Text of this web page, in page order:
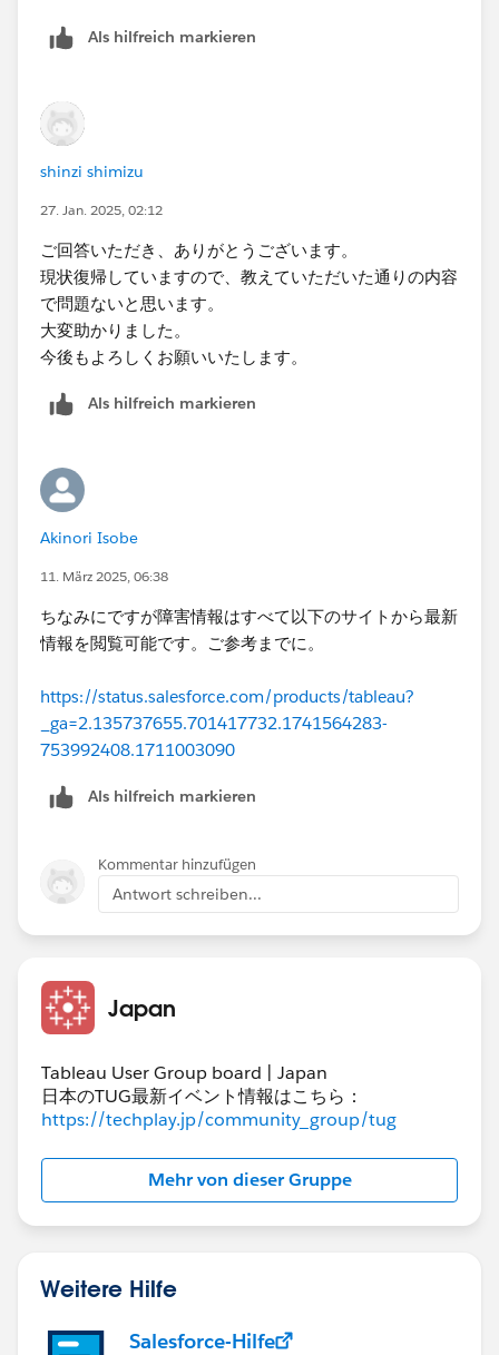
Als hilfreich markieren
shinzi shimizu
27. Jan. 2025, 02:12
ご回答いただき、ありがとうございます。
現状復帰していますので、教えていただいた通りの内容
で問題ないと思います。
大変助かりました。
今後もよろしくお願いいたします。
Als hilfreich markieren
Akinori Isobe
11. März 2025, 06:38
ちなみにですが障害情報はすべて以下のサイトから最新
情報を閲覧可能です。ご参考までに。
https://status.salesforce.com/products/tableau?
_ga=2.135737655.701417732.1741564283-
753992408.1711003090
Als hilfreich markieren
Kommentar hinzufügen
Antwort schreiben...
Japan
Tableau User Group board | Japan
日本のTUG最新イベント情報はこちら：
https://techplay.jp/community_group/tug
Mehr von dieser Gruppe
Weitere Hilfe
Salesforce-Hilfe